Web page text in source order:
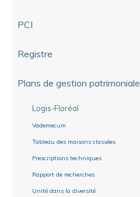
PCI
Registre
Plans de gestion patrimoniale
Logis-Floréal
Vademecum
Tableau des maisons classées
Prescriptions techniques
Rapport de recherches
Unité dans la diversité